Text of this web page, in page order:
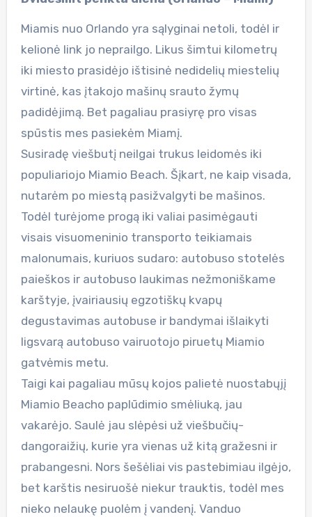
Miamis nuo Orlando yra sąlyginai netoli, todėl ir
kelionė link jo neprailgo. Likus šimtui kilometrų
iki miesto prasidėjo ištisinė nedidelių miestelių
virtinė, kas įtakojo mašinų srauto žymų
padidėjimą. Bet pagaliau prasiyrę pro visas
spūstis mes pasiekėm Miamį.
Susiradę viešbutį neilgai trukus leidomės iki
populiariojo Miamio Beach. Šįkart, ne kaip visada,
nutarėm po miestą pasižvalgyti be mašinos.
Todėl turėjome progą iki valiai pasimėgauti
visais visuomeninio transporto teikiamais
malonumais, kuriuos sudaro: autobuso stotelės
paieškos ir autobuso laukimas nežmoniškame
karštyje, įvairiausių egzotiškų kvapų
degustavimas autobuse ir bandymai išlaikyti
ligsvarą autobuso vairuotojo piruetų Miamio
gatvėmis metu.
Taigi kai pagaliau mūsų kojos palietė nuostabųjį
Miamio Beacho paplūdimio smėliuką, jau
vakarėjo. Saulė jau slėpėsi už viešbučių-
dangoraižių, kurie yra vienas už kitą gražesni ir
prabangesni. Nors šešėliai vis pastebimiau ilgėjo,
bet karštis nesiruošė niekur trauktis, todėl mes
nieko nelaukę puolėm į vandenį. Vanduo